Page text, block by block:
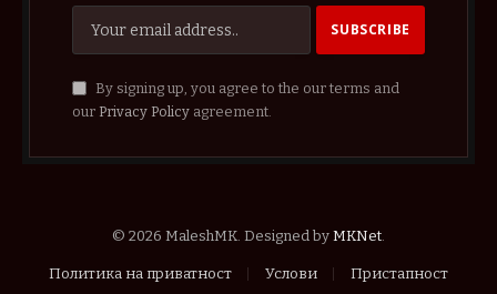
By signing up, you agree to the our terms and
our Privacy Policyagreement.
© 2026 MaleshMK. Designed by MKNet.
Политика на приватност Услови Пристапност